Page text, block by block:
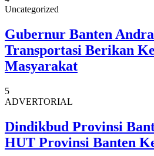
Uncategorized
Gubernur Banten
Transportasi Berikan
Masyarakat
5
ADVERTORIAL
Dindikbud Provinsi
HUT Provinsi Banten